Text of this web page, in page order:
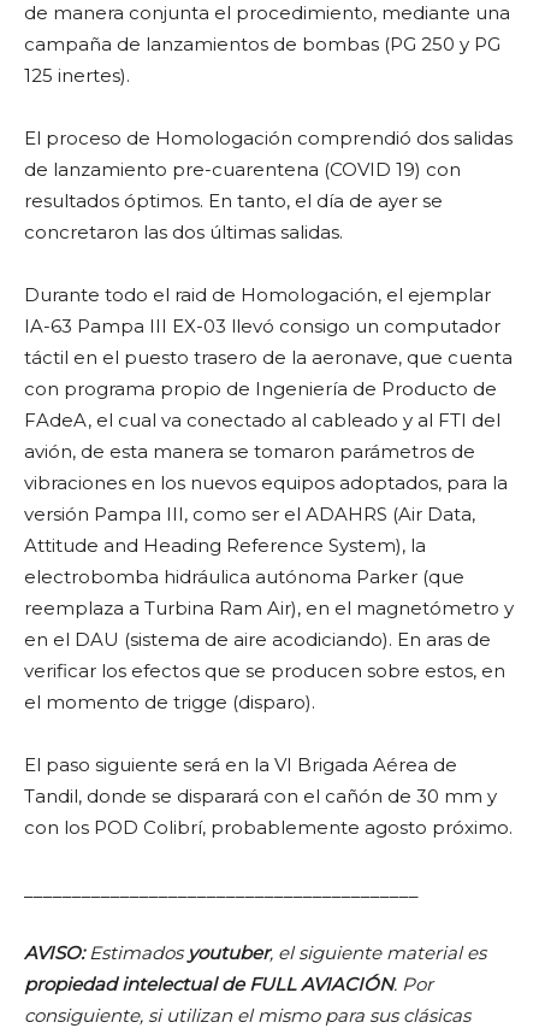
de manera conjunta el procedimiento, mediante una
campaña de lanzamientos de bombas (PG 250 y PG
125 inertes).
El proceso de Homologación comprendió dos salidas
de lanzamiento pre-cuarentena (COVID 19) con
resultados óptimos. En tanto, el día de ayer se
concretaron las dos últimas salidas.
Durante todo el raid de Homologación, el ejemplar
IA-63 Pampa III EX-03 llevó consigo un computador
táctil en el puesto trasero de la aeronave, que cuenta
con programa propio de Ingeniería de Producto de
FAdeA, el cual va conectado al cableado y al FTI del
avión, de esta manera se tomaron parámetros de
vibraciones en los nuevos equipos adoptados, para la
versión Pampa III, como ser el ADAHRS (Air Data,
Attitude and Heading Reference System), la
electrobomba hidráulica autónoma Parker (que
reemplaza a Turbina Ram Air), en el magnetómetro y
en el DAU (sistema de aire acodiciando). En aras de
verificar los efectos que se producen sobre estos, en
el momento de trigge (disparo).
El paso siguiente será en la VI Brigada Aérea de
Tandil, donde se disparará con el cañón de 30 mm y
con los POD Colibrí, probablemente agosto próximo.
AVISO:Estimadosyoutuber, el siguiente material es
propiedad intelectual de FULL AVIACIÓN. Por
consiguiente, si utilizan el mismo para sus clásicas